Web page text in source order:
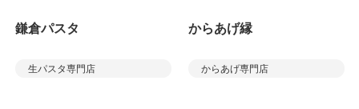
鎌倉パスタ
生パスタ専門店
からあげ縁
からあげ専門店